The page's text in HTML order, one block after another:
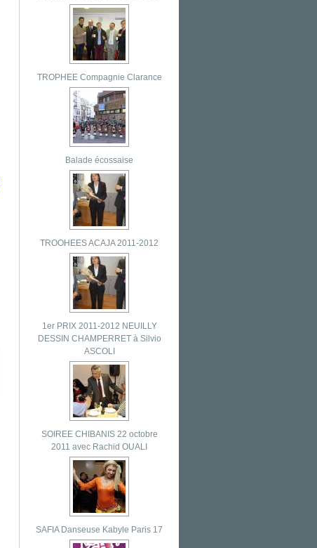
TROPHEE Compagnie Clarance
Balade écossaise
TROOHEES ACAJA 2011-2012
1er PRIX 2011-2012 NEUILLY
DESSIN CHAMPERRET à Silvio
ASCOLI
SOIREE CHIBANIS 22 octobre
2011 avec Rachid OUALI
SAFIA Danseuse Kabyle Paris 17